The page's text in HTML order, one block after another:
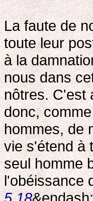
La faute de
toute leur
à la
nous dans
nôtres. C'est
donc,
hommes, de
vie s'étend à
seul homme
l'obéissance
5,18